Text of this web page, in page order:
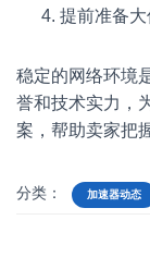
提前准备
稳定的网络环境
誉和技术实力，
案，帮助卖家把
分类： 加速器动态